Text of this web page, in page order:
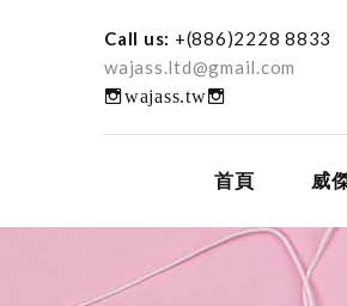
Call us: +(886)2228 8833
wajass.ltd@gmail.com
wajass.tw
首頁 威